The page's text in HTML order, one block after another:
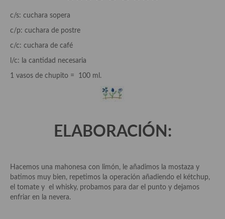
Salsas y mojos
Adobos
Bocadillos, hamburguesas, sándwich, emparedados, tostas y
Ensaladas
Entrantes
c/s: cuchara sopera
c/p: cuchara de postre
c/c: cuchara de café
l/c: la cantidad necesaria
1 vasos de chupito = 100 ml.
ELABORACIÓN:
Hacemos una mahonesa con limón, le añadimos la mostaza y
batimos muy bien, repetimos la operación añadiendo el kétchup,
el tomate y el whisky, probamos para dar el punto y dejamos
enfriar en la nevera.